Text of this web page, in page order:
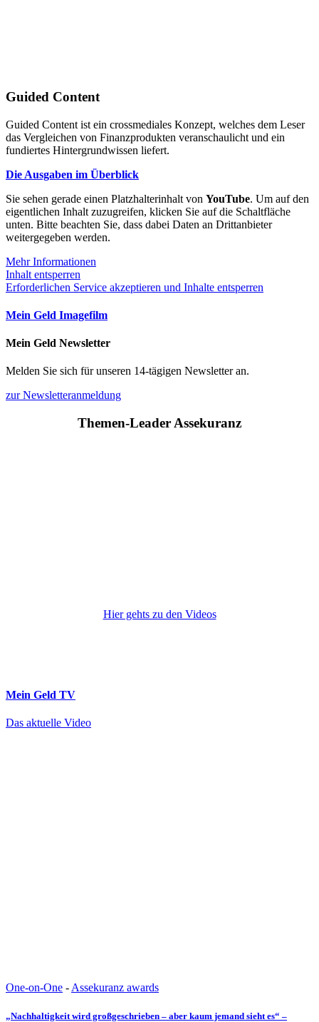
Guided Content
Guided Content ist ein crossmediales Konzept, welches dem Leser
das Vergleichen von Finanzprodukten veranschaulicht und ein
fundiertes Hintergrundwissen liefert.
Die Ausgaben im Überblick
Sie sehen gerade einen Platzhalterinhalt von YouTube. Um auf den
eigentlichen Inhalt zuzugreifen, klicken Sie auf die Schaltfläche
unten. Bitte beachten Sie, dass dabei Daten an Drittanbieter
weitergegeben werden.
Mehr Informationen
Inhalt entsperren
Erforderlichen Service akzeptieren und Inhalte entsperren
Mein Geld Imagefilm
Mein Geld Newsletter
Melden Sie sich für unseren 14-tägigen Newsletter an.
zur Newsletteranmeldung
Themen-Leader Assekuranz
Hier gehts zu den Videos
Mein Geld TV
Das aktuelle Video
One-on-One -Assekuranz awards
„Nachhaltigkeit wird großgeschrieben – aber kaum jemand sieht es“ –